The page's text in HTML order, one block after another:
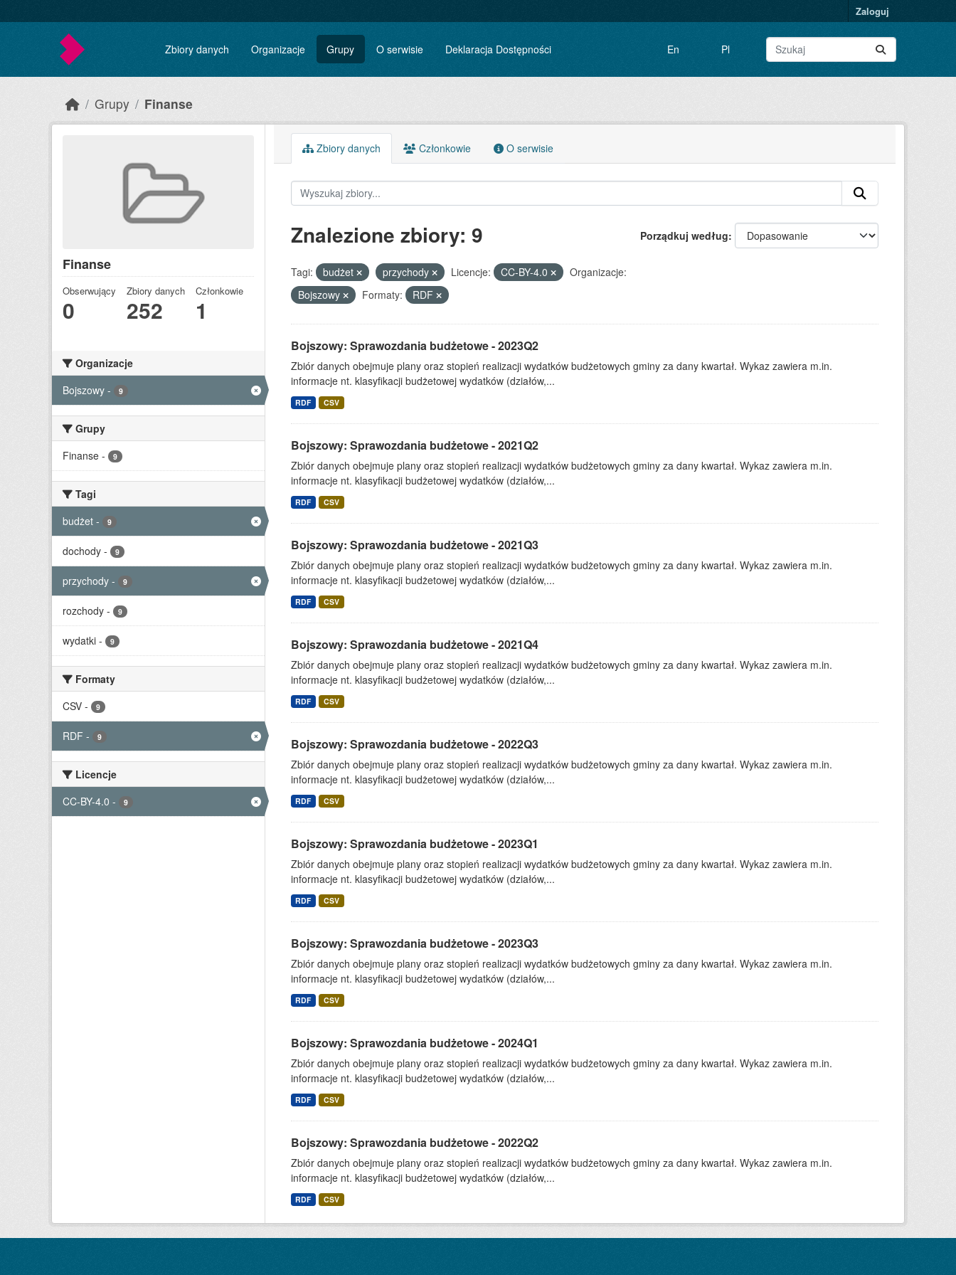
Zaloguj
Zbiory danych Organizacje Grupy O serwisie Deklaracja Dostępności En Pl
Grupy Finanse
Finanse
Obserwujący
0
Zbiory danych
252
Członkowie
1
Organizacje
Bojszowy - 9
Grupy
Finanse - 9
Tagi
budżet - 9
dochody - 9
przychody - 9
rozchody - 9
wydatki - 9
Formaty
CSV - 9
RDF - 9
Licencje
CC-BY-4.0 - 9
Zbiory danych Członkowie O serwisie
Porządkuj według
Znalezione zbiory: 9
Tagi: budżet przychody Licencje: CC-BY-4.0
Organizacje:
Bojszowy
Formaty: RDF
Bojszowy: Sprawozdania budżetowe - 2023Q2
Zbiór danych obejmuje plany oraz stopień realizacji wydatków budżetowych gminy za dany kwartał. Wykaz zawiera m.in.
informacje nt. klasyfikacji budżetowej wydatków (działów,...
RDF CSV
Bojszowy: Sprawozdania budżetowe - 2021Q2
Zbiór danych obejmuje plany oraz stopień realizacji wydatków budżetowych gminy za dany kwartał. Wykaz zawiera m.in.
informacje nt. klasyfikacji budżetowej wydatków (działów,...
RDF CSV
Bojszowy: Sprawozdania budżetowe - 2021Q3
Zbiór danych obejmuje plany oraz stopień realizacji wydatków budżetowych gminy za dany kwartał. Wykaz zawiera m.in.
informacje nt. klasyfikacji budżetowej wydatków (działów,...
RDF CSV
Bojszowy: Sprawozdania budżetowe - 2021Q4
Zbiór danych obejmuje plany oraz stopień realizacji wydatków budżetowych gminy za dany kwartał. Wykaz zawiera m.in.
informacje nt. klasyfikacji budżetowej wydatków (działów,...
RDF CSV
Bojszowy: Sprawozdania budżetowe - 2022Q3
Zbiór danych obejmuje plany oraz stopień realizacji wydatków budżetowych gminy za dany kwartał. Wykaz zawiera m.in.
informacje nt. klasyfikacji budżetowej wydatków (działów,...
RDF CSV
Bojszowy: Sprawozdania budżetowe - 2023Q1
Zbiór danych obejmuje plany oraz stopień realizacji wydatków budżetowych gminy za dany kwartał. Wykaz zawiera m.in.
informacje nt. klasyfikacji budżetowej wydatków (działów,...
RDF CSV
Bojszowy: Sprawozdania budżetowe - 2023Q3
Zbiór danych obejmuje plany oraz stopień realizacji wydatków budżetowych gminy za dany kwartał. Wykaz zawiera m.in.
informacje nt. klasyfikacji budżetowej wydatków (działów,...
RDF CSV
Bojszowy: Sprawozdania budżetowe - 2024Q1
Zbiór danych obejmuje plany oraz stopień realizacji wydatków budżetowych gminy za dany kwartał. Wykaz zawiera m.in.
informacje nt. klasyfikacji budżetowej wydatków (działów,...
RDF CSV
Bojszowy: Sprawozdania budżetowe - 2022Q2
Zbiór danych obejmuje plany oraz stopień realizacji wydatków budżetowych gminy za dany kwartał. Wykaz zawiera m.in.
informacje nt. klasyfikacji budżetowej wydatków (działów,...
RDF CSV